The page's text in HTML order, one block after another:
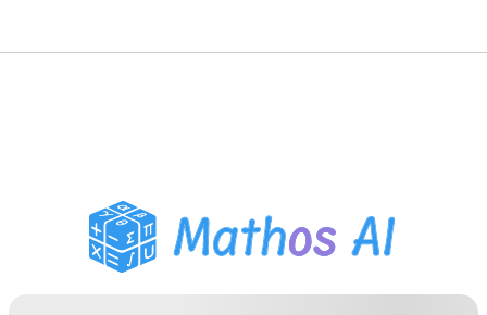
PDF होमवर्क सहायक
अध्ययन उपकरण